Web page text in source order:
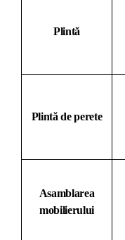
Plintă
Plintă de perete
Asamblarea
mobilierului